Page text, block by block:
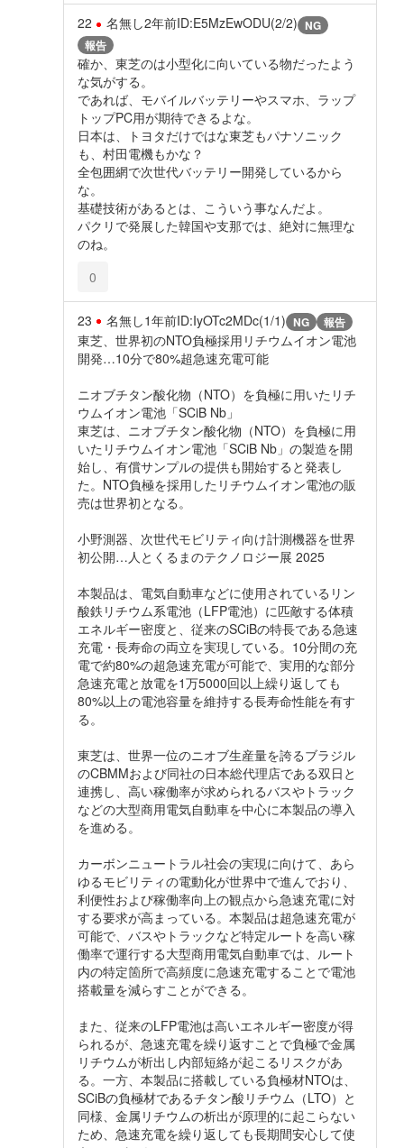
22 名無し2年前ID:E5MzEwODU(2/2) NG
報告
確か、東芝のは小型化に向いている物だったよう
な気がする。
であれば、モバイルバッテリーやスマホ、ラップ
トップPC用が期待できるよな。
日本は、トヨタだけではな東芝もパナソニック
も、村田電機もかな？
全包囲網で次世代バッテリー開発しているから
な。
基礎技術があるとは、こういう事なんだよ。
パクリで発展した韓国や支那では、絶対に無理な
のね。
0
23 名無し1年前ID:IyOTc2MDc(1/1) NG 報告
東芝、世界初のNTO負極採用リチウムイオン電池
開発…10分で80%超急速充電可能
ニオブチタン酸化物（NTO）を負極に用いたリチ
ウムイオン電池「SCiB Nb」
東芝は、ニオブチタン酸化物（NTO）を負極に用
いたリチウムイオン電池「SCiB Nb」の製造を開
始し、有償サンプルの提供も開始すると発表し
た。NTO負極を採用したリチウムイオン電池の販
売は世界初となる。
小野測器、次世代モビリティ向け計測機器を世界
初公開…人とくるまのテクノロジー展 2025
本製品は、電気自動車などに使用されているリン
酸鉄リチウム系電池（LFP電池）に匹敵する体積
エネルギー密度と、従来のSCiBの特長である急速
充電・長寿命の両立を実現している。10分間の充
電で約80%の超急速充電が可能で、実用的な部分
急速充電と放電を1万5000回以上繰り返しても
80%以上の電池容量を維持する長寿命性能を有す
る。
東芝は、世界一位のニオブ生産量を誇るブラジル
のCBMMおよび同社の日本総代理店である双日と
連携し、高い稼働率が求められるバスやトラック
などの大型商用電気自動車を中心に本製品の導入
を進める。
カーボンニュートラル社会の実現に向けて、あら
ゆるモビリティの電動化が世界中で進んでおり、
利便性および稼働率向上の観点から急速充電に対
する要求が高まっている。本製品は超急速充電が
可能で、バスやトラックなど特定ルートを高い稼
働率で運行する大型商用電気自動車では、ルート
内の特定箇所で高頻度に急速充電することで電池
搭載量を減らすことができる。
また、従来のLFP電池は高いエネルギー密度が得
られるが、急速充電を繰り返すことで負極で金属
リチウムが析出し内部短絡が起こるリスクがあ
る。一方、本製品に搭載している負極材NTOは、
SCiBの負極材であるチタン酸リチウム（LTO）と
同様、金属リチウムの析出が原理的に起こらない
ため、急速充電を繰り返しても長期間安心して使